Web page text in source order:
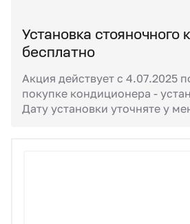
Установка стояночного
бесплатно
Акция действует с 4.07.2025
покупке кондиционера -
Дату установки уточняте у